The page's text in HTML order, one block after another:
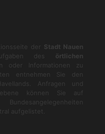
der Stadt Nauen
des örtlichen
oder Informationen zu
entnehmen Sie den
Anfragen und
können Sie auf
aufgelistet.